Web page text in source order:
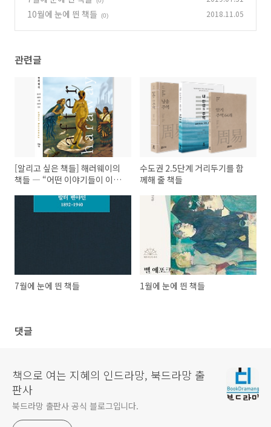
10월에 눈에 띈 책들 (0) 2018.11.05
관련글
[알리고 싶은 책들] 해러웨이의
책들 ― “어떤 이야기들이 이야
수도권 2.5단계 거리두기를 함
께해 줄 책들
7월에 눈에 띈 책들 1월에 눈에 띈 책들
댓글
책으로 여는 지혜의 인드라망, 북드라망 출
판사
북드라망 출판사 공식 블로그입니다.